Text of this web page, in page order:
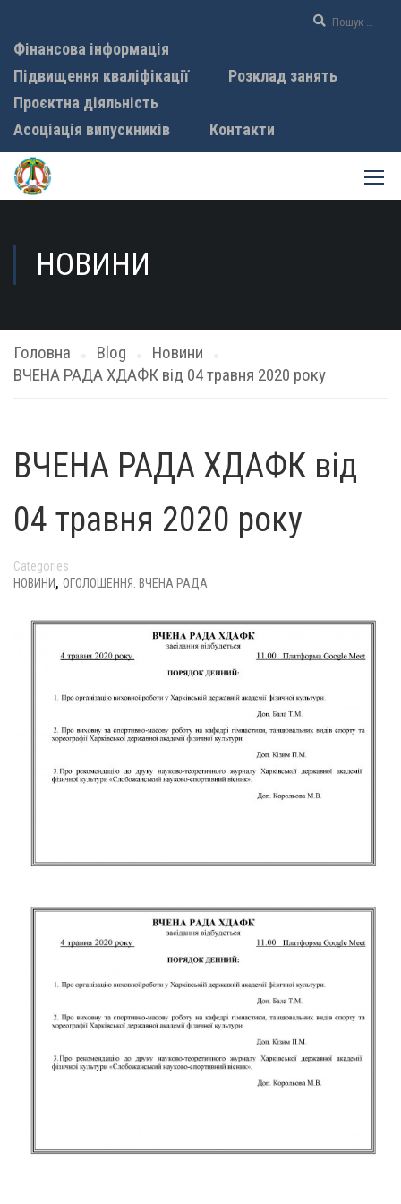
Фінансова інформація
Підвищення кваліфікації
Розклад занять
Проєктна діяльність
Асоціація випускників
Контакти
НОВИНИ
Головна Blog
Новини
ВЧЕНА РАДА ХДАФК від 04 травня 2020 року
ВЧЕНА РАДА ХДАФК від
04 травня 2020 року
Categories
НОВИНИ, ОГОЛОШЕННЯ. ВЧЕНА РАДА